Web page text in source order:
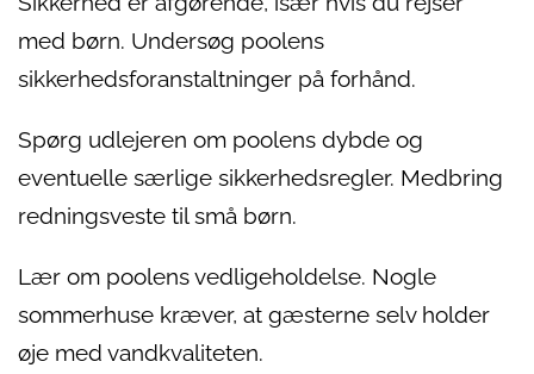
med børn. Undersøg poolens
sikkerhedsforanstaltninger på forhånd.
Spørg udlejeren om poolens dybde og
eventuelle særlige sikkerhedsregler. Medbring
redningsveste til små børn.
Lær om poolens vedligeholdelse. Nogle
sommerhuse kræver, at gæsterne selv holder
øje med vandkvaliteten.